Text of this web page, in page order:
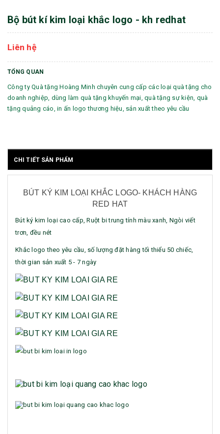
Bộ bút kí kim loại khắc logo - kh redhat
Liên hệ
TỔNG QUAN
Công ty Quà tặng Hoàng Minh chuyên cung cấp các loại quà tặng cho
doanh nghiệp, dùng làm quà tặng khuyến mại, quà tặng sự kiện, quà
tặng quảng cáo, in ấn logo thương hiệu, sản xuất theo yêu cầu
CHI TIẾT SẢN PHẨM
BÚT KÝ KIM LOẠI KHẮC LOGO- KHÁCH HÀNG
RED HAT
Bút ký kim loại cao cấp, Ruột bi trung tính màu xanh, Ngòi viết
trơn, đều nét
Khắc logo theo yêu cầu, số lượng đặt hàng tối thiểu 50 chiếc,
thời gian sản xuất 5 - 7 ngày